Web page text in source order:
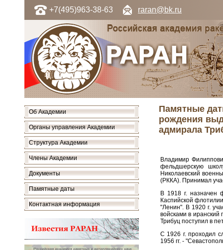
+7(495)963-38-63 raran@bk.ru
Об Академии
Органы управления Академии
Структура Академии
Члены Академии
Документы
Памятные даты
Контактная информация
Памятные
рождения
адмирала
Владимир
фельдшерскую
Николаевский
(РККА). Принимал
В 1918 г. назначен
Каспийской
"Ленин". В 1920 г.
войсками в
Трибуц поступил в
С 1926 г. проходил
1956 гг. -